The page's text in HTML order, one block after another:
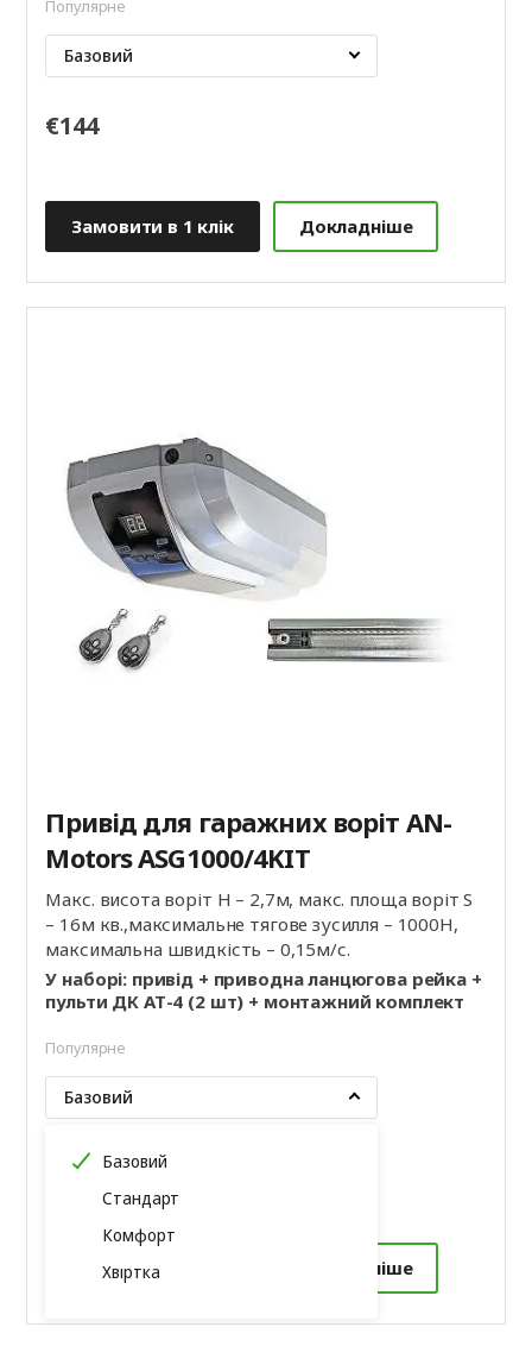
Популярне
Базовий
€144
Замовити в 1 клік Докладніше
Привід для гаражних воріт AN-
Motors ASG1000/4KIT
Макс. висота воріт Н – 2,7м, макс. площа воріт S
– 16м кв.,максимальне тягове зусилля – 1000Н,
максимальна швидкість – 0,15м/с.
У наборі: привід + приводна ланцюгова рейка +
пульти ДК АТ-4 (2 шт) + монтажний комплект
Популярне
Базовий
Базовий
Стандарт
Комфорт
Хвіртка
€151
Замовити в 1 клік Докладніше